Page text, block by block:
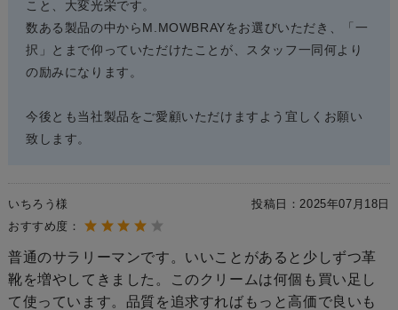
こと、大変光栄です。
数ある製品の中からM.MOWBRAYをお選びいただき、「一
択」とまで仰っていただけたことが、スタッフ一同何より
の励みになります。
今後とも当社製品をご愛顧いただけますよう宜しくお願い
致します。
いちろう様 投稿日： 2025年07月18日
おすすめ度：
普通のサラリーマンです。いいことがあると少しずつ革
靴を増やしてきました。このクリームは何個も買い足し
て使っています。品質を追求すればもっと高価で良いも